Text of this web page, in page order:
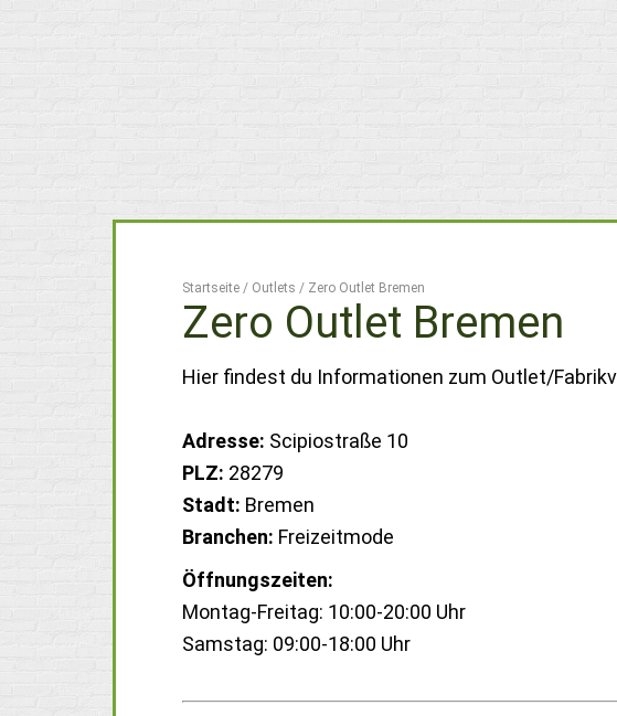
Startseite / Outlets / Zero Outlet Bremen
Zero Outlet Bremen
Hier findest du Informationen zum Outlet/
Adresse: Scipiostraße 10
PLZ: 28279
Stadt: Bremen
Branchen: Freizeitmode
Öffnungszeiten:
Montag-Freitag: 10:00-20:00 Uhr
Samstag: 09:00-18:00 Uhr